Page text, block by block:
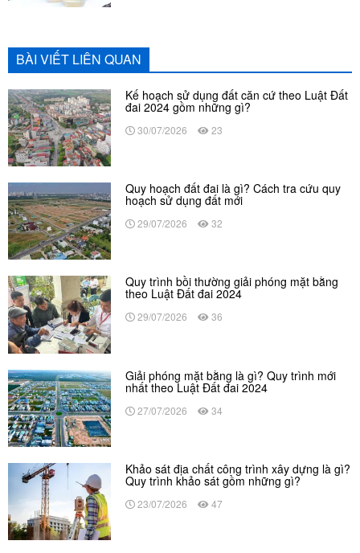
BÀI VIẾT LIÊN QUAN
Kế hoạch sử dụng đất căn cứ theo Luật Đất
đai 2024 gồm những gì?
30/07/2026 23
Quy hoạch đất đai là gì? Cách tra cứu quy
hoạch sử dụng đất mới
29/07/2026 32
Quy trình bồi thường giải phóng mặt bằng
theo Luật Đất đai 2024
29/07/2026 36
Giải phóng mặt bằng là gì? Quy trình mới
nhất theo Luật Đất đai 2024
27/07/2026 34
Khảo sát địa chất công trình xây dựng là gì?
Quy trình khảo sát gồm những gì?
23/07/2026 47